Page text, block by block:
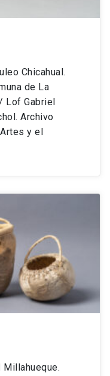
Chicahual.
de La
Lof Gabriel
Archivo
y el
Millahueque.